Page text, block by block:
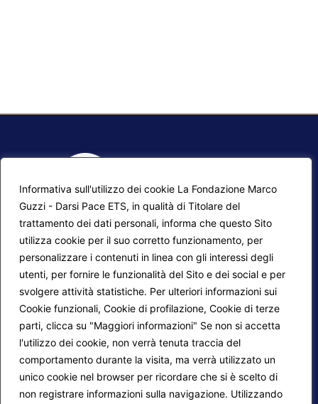
Informativa sull'utilizzo dei cookie La Fondazione Marco
Guzzi - Darsi Pace ETS, in qualità di Titolare del
trattamento dei dati personali, informa che questo Sito
utilizza cookie per il suo corretto funzionamento, per
personalizzare i contenuti in linea con gli interessi degli
utenti, per fornire le funzionalità del Sito e dei social e per
svolgere attività statistiche. Per ulteriori informazioni sui
Cookie funzionali, Cookie di profilazione, Cookie di terze
parti, clicca su "Maggiori informazioni" Se non si accetta
l'utilizzo dei cookie, non verrà tenuta traccia del
comportamento durante la visita, ma verrà utilizzato un
unico cookie nel browser per ricordare che si è scelto di
non registrare informazioni sulla navigazione. Utilizzando
Mappa del sito
Progetti Darsi Pace
Login redattori
Calendario corsi
Privacy Policy
Cookie Policy
Seguici su: